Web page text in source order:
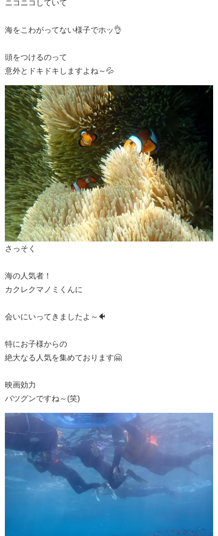
ニコニコしていて
海をこわがってない様子でホッ👌
頭をつけるのって
意外とドキドキしますよね～💦
さっそく
海の人気者！
カクレクマノミくんに
会いにいってきましたよ～🐠
特にお子様からの
絶大なる人気を集めております🤗
映画効力
バツグンですね～(笑)